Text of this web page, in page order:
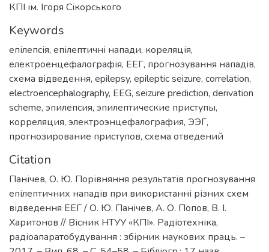
КПІ ім. Ігоря Сікорського
Keywords
епілепсія, епілептичні напади, кореляція,
електроенцефалографія, ЕЕГ, прогнозування нападів,
схема відведення, epilepsy, epileptic seizure, correlation,
electroencephalography, EEG, seizure prediction, derivation
scheme, эпилепсия, эпилептические приступы,
корреляция, электроэнцефалография, ЭЭГ,
прогнозирование приступов, схема отведений
Citation
Панічев, О. Ю. Порівняння результатів прогнозування
епілептичних нападів при використанні різних схем
відведення ЕЕГ / О. Ю. Панічев, А. О. Попов, В. І.
Харитонов // Вісник НТУУ «КПІ». Радіотехніка,
радіоапаратобудування : збірник наукових праць. –